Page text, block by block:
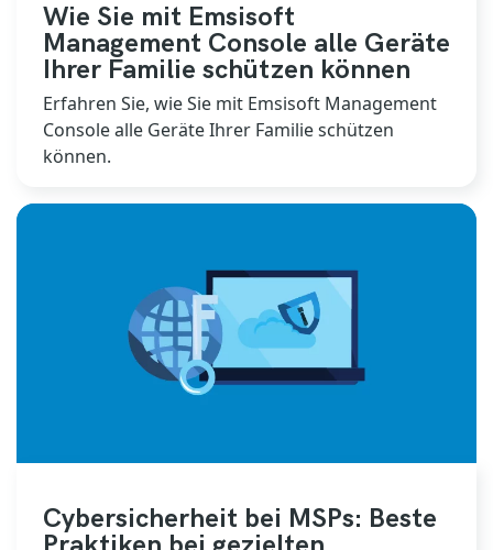
Wie Sie mit Emsisoft
Management Console alle Geräte
Ihrer Familie schützen können
Erfahren Sie, wie Sie mit Emsisoft Management
Console alle Geräte Ihrer Familie schützen
können.
Cybersicherheit bei MSPs: Beste